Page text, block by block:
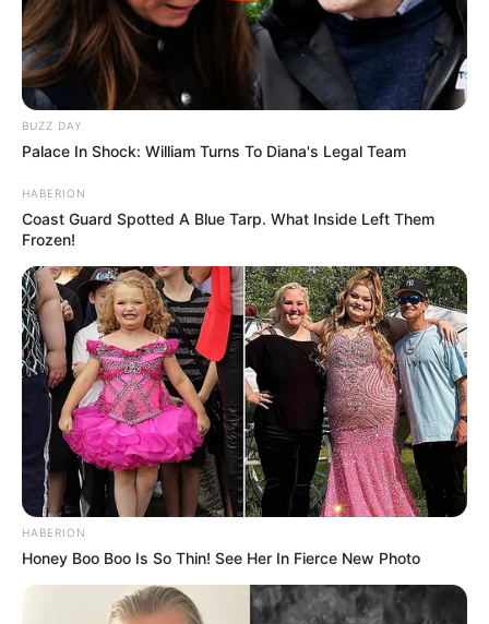
Capa de almofada fácil com
flor de feltro
Arranjo de flores de feltro
Tapete fantástico feito
com feltro
Deixe seu comentário
BUZZ DAY
Palace In Shock: William Turns To Diana's Legal Team
HABERION
Coast Guard Spotted A Blue Tarp. What Inside Left Them
Frozen!
HABERION
Honey Boo Boo Is So Thin! See Her In Fierce New Photo